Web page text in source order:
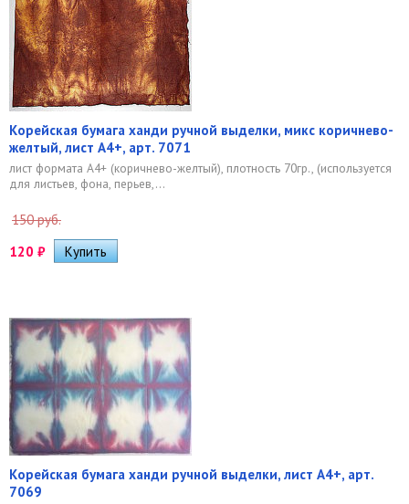
Корейская бумага ханди ручной выделки, микс коричнево-
желтый, лист А4+, арт. 7071
лист формата А4+ (коричнево-желтый), плотность 70гр., (используется
для листьев, фона, перьев,...
150 руб.
120 ₽
Корейская бумага ханди ручной выделки, лист А4+, арт.
7069